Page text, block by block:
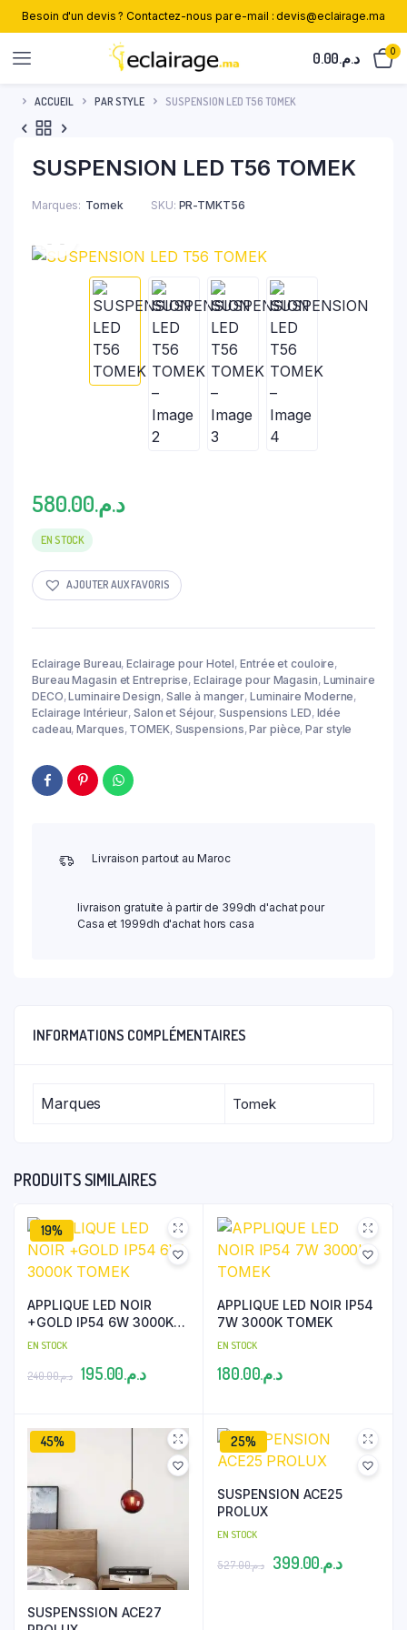
Besoin d'un devis ? Contactez-nous par e-mail : devis@eclairage.ma
د.م.0.00 0
ACCUEIL PAR STYLE SUSPENSION LED T56 TOMEK
SUSPENSION LED T56 TOMEK
Marques Tomek SKU: PR-TMKT56
د.م.580.00
EN STOCK
AJOUTER AUX FAVORIS
Eclairage Bureau,Eclairage pour Hotel,Entrée et couloire,
Bureau Magasin et Entreprise,Eclairage pour Magasin, Luminaire
DECO,Luminaire Design, Salle à manger,Luminaire Moderne,
Eclairage Intérieur, Salon et Séjour,Suspensions LED, Idée
cadeau,Marques, TOMEK, Suspensions,Par pièce,Par style
Livraison partout au Maroc
livraison gratuite à partir de 399dh d'achat pour
Casa et 1999dh d'achat hors casa
INFORMATIONS COMPLÉMENTAIRES
Marques Tomek
PRODUITS SIMILAIRES
19%
APPLIQUE LED NOIR
+GOLD IP54 6W 3000K
TOMEK
EN STOCK
د.م.240.00
Le
était :
د.م.195.00
Le
est :
APPLIQUE LED NOIR IP54
7W 3000K TOMEK
EN STOCK
د.م.180.00
45%
SUSPENSSION ACE27
25%
SUSPENSION ACE25
PROLUX
EN STOCK
د.م.527.00
Le
د.م.399.00
Le